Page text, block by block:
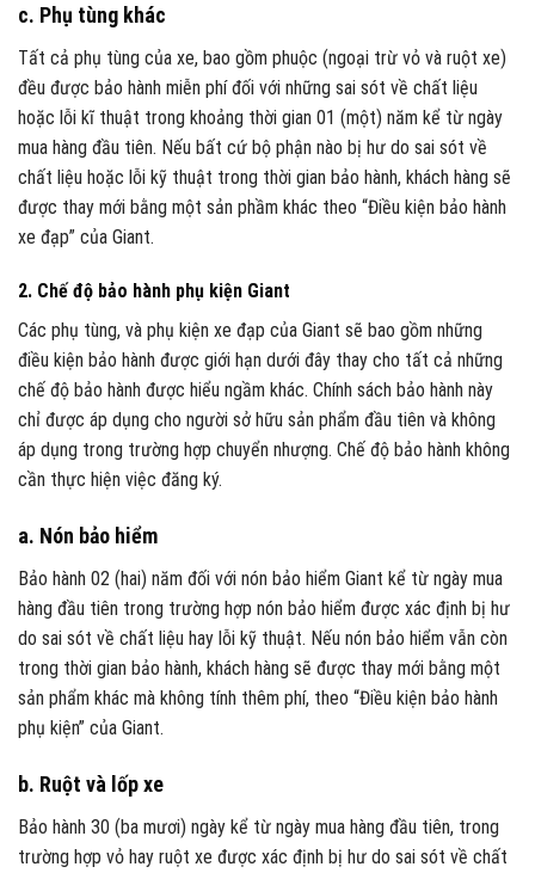
c. Phụ tùng khác
Tất cả phụ tùng của xe, bao gồm phuộc (ngoại trừ vỏ và ruột xe)
đều được bảo hành miễn phí đối với những sai sót về chất liệu
hoặc lỗi kĩ thuật trong khoảng thời gian 01 (một) năm kể từ ngày
mua hàng đầu tiên. Nếu bất cứ bộ phận nào bị hư do sai sót về
chất liệu hoặc lỗi kỹ thuật trong thời gian bảo hành, khách hàng sẽ
được thay mới bằng một sản phầm khác theo “Điều kiện bảo hành
xe đạp” của Giant.
2. Chế độ bảo hành phụ kiện Giant
Các phụ tùng, và phụ kiện xe đạp của Giant sẽ bao gồm những
điều kiện bảo hành được giới hạn dưới đây thay cho tất cả những
chế độ bảo hành được hiểu ngầm khác. Chính sách bảo hành này
chỉ được áp dụng cho người sở hữu sản phẩm đầu tiên và không
áp dụng trong trường hợp chuyển nhượng. Chế độ bảo hành không
cần thực hiện việc đăng ký.
a. Nón bảo hiểm
Bảo hành 02 (hai) năm đối với nón bảo hiểm Giant kể từ ngày mua
hàng đầu tiên trong trường hợp nón bảo hiểm được xác định bị hư
do sai sót về chất liệu hay lỗi kỹ thuật. Nếu nón bảo hiểm vẫn còn
trong thời gian bảo hành, khách hàng sẽ được thay mới bằng một
sản phẩm khác mà không tính thêm phí, theo “Điều kiện bảo hành
phụ kiện” của Giant.
b. Ruột và lốp xe
Bảo hành 30 (ba mươi) ngày kể từ ngày mua hàng đầu tiên, trong
trường hợp vỏ hay ruột xe được xác định bị hư do sai sót về chất